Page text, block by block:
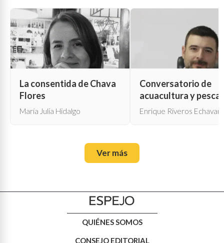
La consentida de Chava
Flores
María Julia Hidalgo
Conversatorio de
acuacultura y pesca
Enrique Riveros
Ver más
QUIÉNES SOMOS
CONSEJO EDITORIAL